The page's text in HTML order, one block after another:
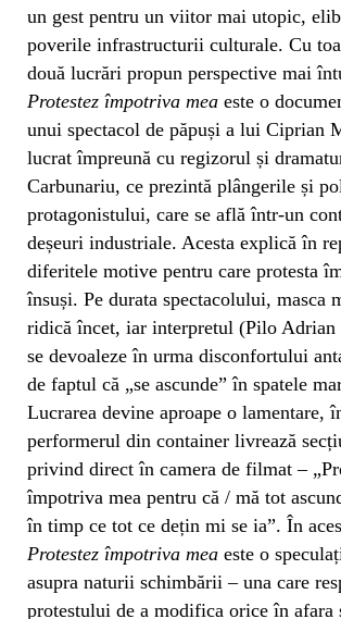
un gest pentru un viitor mai utopic,
poverile infrastructurii culturale. Cu
două lucrări propun perspective mai
Protestez împotriva mea este o
unui spectacol de păpuși a lui Ciprian
lucrat împreună cu regizorul și
Carbunariu, ce prezintă plângerile și
protagonistului, care se află într-un
deșeuri industriale. Acesta explică în
diferitele motive pentru care protesta
însuși. Pe durata spectacolului, masca
ridică încet, iar interpretul (Pilo Adrian
se devoaleze în urma disconfortului
de faptul că „se ascunde” în spatele
Lucrarea devine aproape o lamentare,
performerul din container livrează
privind direct în camera de filmat –
împotriva mea pentru că / mă tot
în timp ce tot ce dețin mi se ia”. În
Protestez împotriva mea este o
asupra naturii schimbării – una care
protestului de a modifica orice în afara